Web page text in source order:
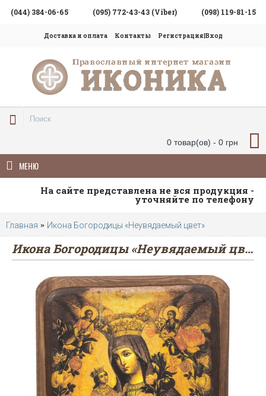
(044) 384-06-65 (095) 772-43-43 (Viber) (098) 119-81-15
Доставка и оплата Контакты Регистрация|Вход
0 товар(ов) - 0 грн
МЕНЮ
На сайте представлена не вся продукция -
уточняйте по телефону
Главная Икона Богородицы «Неувядаемый цвет»
Икона Богородицы «Неувядаемый цвет»